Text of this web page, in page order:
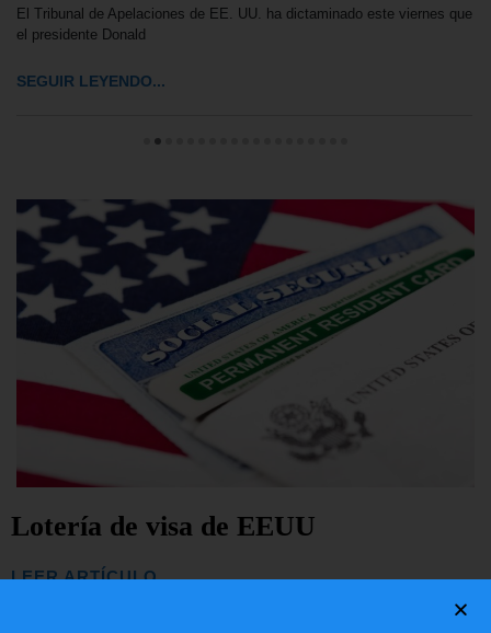
El Tribunal de Apelaciones de EE. UU. ha dictaminado este viernes que
el presidente Donald
SEGUIR LEYENDO...
Lotería de visa de EEUU
LEER ARTÍCULO...